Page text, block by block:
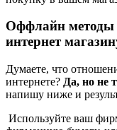
Оффлайн методы
интернет
Думаете, что
интернете? Да, но не
напишу ниже и
Используйте ваш